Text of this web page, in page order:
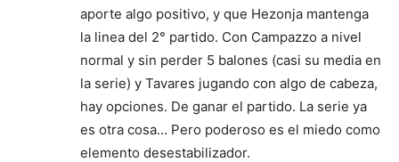
aporte algo positivo, y que Hezonja mantenga
la linea del 2° partido. Con Campazzo a nivel
normal y sin perder 5 balones (casi su media en
la serie) y Tavares jugando con algo de cabeza,
hay opciones. De ganar el partido. La serie ya
es otra cosa… Pero poderoso es el miedo como
elemento desestabilizador.